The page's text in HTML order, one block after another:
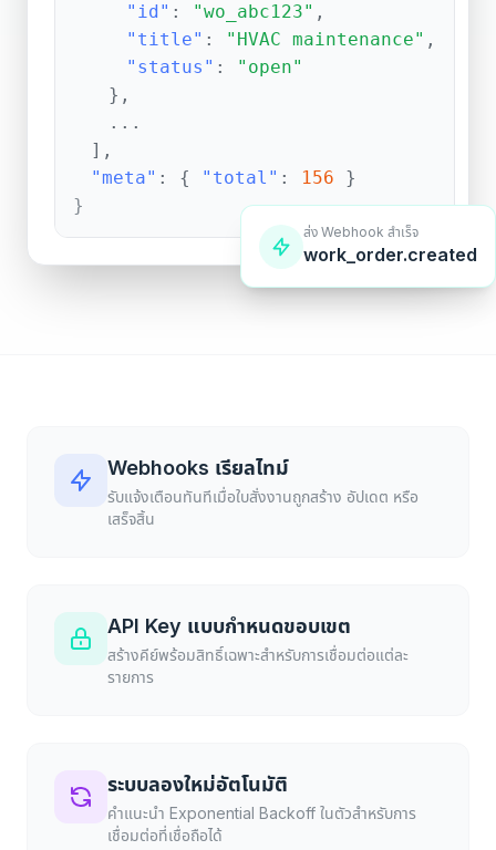
"id" : "wo_abc123" ,
"title" : "HVAC maintenance" ,
"status" :
"open"
},
...
],
"meta" : { "total" : 156 }
}
ส่ง Webhook สำเร็จ
work_order.created
Webhooks เรียลไทม์
รับแจ้งเตือนทันทีเมื่อใบสั่งงานถูกสร้าง อัปเดต หรือ
เสร็จสิ้น
API Key แบบกำหนดขอบเขต
สร้างคีย์พร้อมสิทธิ์เฉพาะสำหรับการเชื่อมต่อแต่ละ
รายการ
ระบบลองใหม่อัตโนมัติ
คำแนะนำ Exponential Backoff ในตัวสำหรับการ
เชื่อมต่อที่เชื่อถือได้